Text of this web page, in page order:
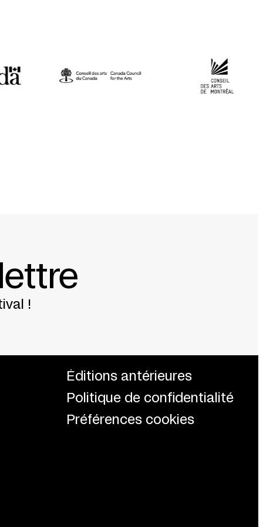
!
Éditions antérieures
Politique de confidentialité
Préférences cookies